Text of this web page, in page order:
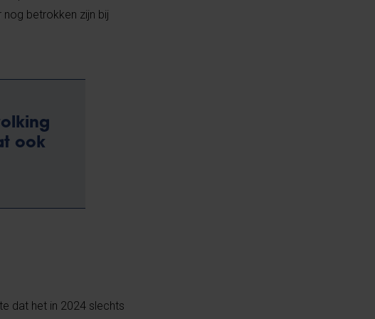
betrokken zijn bij
ook
dat het in 2024 slechts